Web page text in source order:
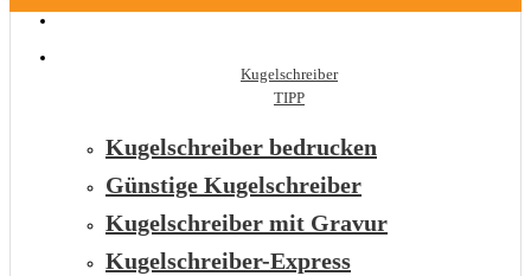
Kugelschreiber
TIPP
Kugelschreiber bedrucken
Günstige Kugelschreiber
Kugelschreiber mit Gravur
Kugelschreiber-Express